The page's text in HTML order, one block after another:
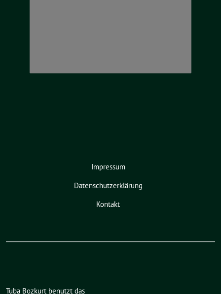
Impressum
Datenschutzerklärung
Kontakt
Tuba Bozkurt benutzt das